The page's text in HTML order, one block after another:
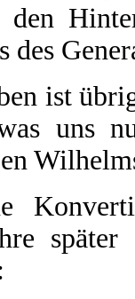
den
des
ist
uns
später